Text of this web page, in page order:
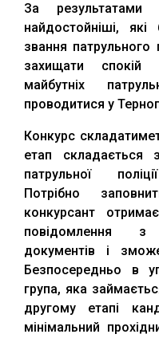
За результатами
найдостойніші,
звання патрульного
захищати спокій
майбутніх
проводитися у
Конкурс
етап складається
патрульної
Потрібно
конкурсант
повідомлення з
документів і
Безпосередньо в
група, яка
другому етапі
мінімальний